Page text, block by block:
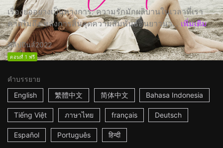
เรื่องย่ออย่างเป็นทางการ: ความรักมักผลิบานในเวลาที่เรา
คาดไม่ถึง หลังการสิ้นสุดความสัมพันธ์อันยาวนา... เพิ่มเติม
ฟิลิปปินส์2022
ตอนที่ 1 ฟรี
คำบรรยาย
English
繁體中文 简体中文 Bahasa Indonesia
Tiếng Việt ภาษาไทย français Deutsch
Español Português हिन्दी